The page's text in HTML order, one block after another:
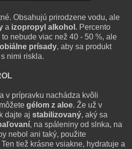
Obsahujú prirodzene vodu, ale
a izopropyl alkohol . Percento
nebude viac než 40 - 50 %, ale
prísady, aby sa produkt
nimi riskla.
v prípravku nachádza kvôli
gélom z aloe. Že už v
dajte aj stabilizovaný, aký sa
, na spáleniny od slnka, na
nebol ani taký, použite
Ten tiež krásne vsiakne, hydratuje a